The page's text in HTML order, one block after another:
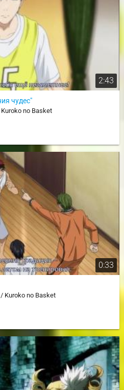
2:43
чудес"
no Basket
0:33
Kuroko no Basket